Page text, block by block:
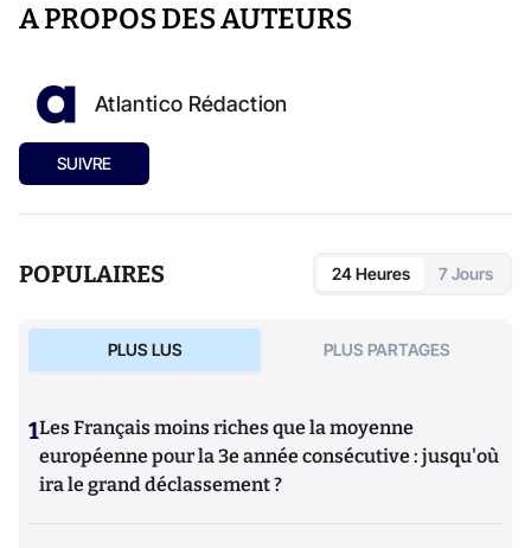
A PROPOS DES AUTEURS
Atlantico Rédaction
SUIVRE
POPULAIRES 24 Heures 7 Jours
PLUS LUS PLUS PARTAGES
1Les Français moins riches que la moyenne
européenne pour la 3e année consécutive : jusqu'où
ira le grand déclassement ?